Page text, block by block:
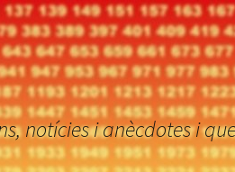
notícies i anècdotes i